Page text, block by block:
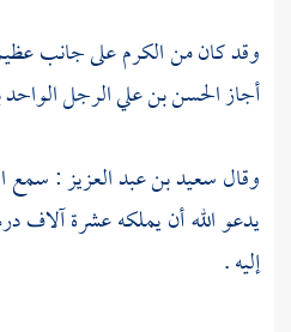
وقد كان من الكرم على جانب
أجازالحسن بن عليالرجل الواحد
وقالسعيد بن عبد العزيز: سمع
يدعو الله أن يملكه عشرة آلاف
إليه .